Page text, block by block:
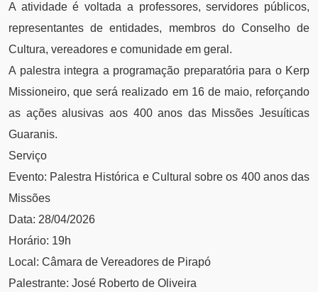
A atividade é voltada a professores, servidores públicos,
representantes de entidades, membros do Conselho de
Cultura, vereadores e comunidade em geral.
A palestra integra a programação preparatória para o Kerp
Missioneiro, que será realizado em 16 de maio, reforçando
as ações alusivas aos 400 anos das Missões Jesuíticas
Guaranis.
Serviço
Evento: Palestra Histórica e Cultural sobre os 400 anos das
Missões
Data: 28/04/2026
Horário: 19h
Local: Câmara de Vereadores de Pirapó
Palestrante: José Roberto de Oliveira